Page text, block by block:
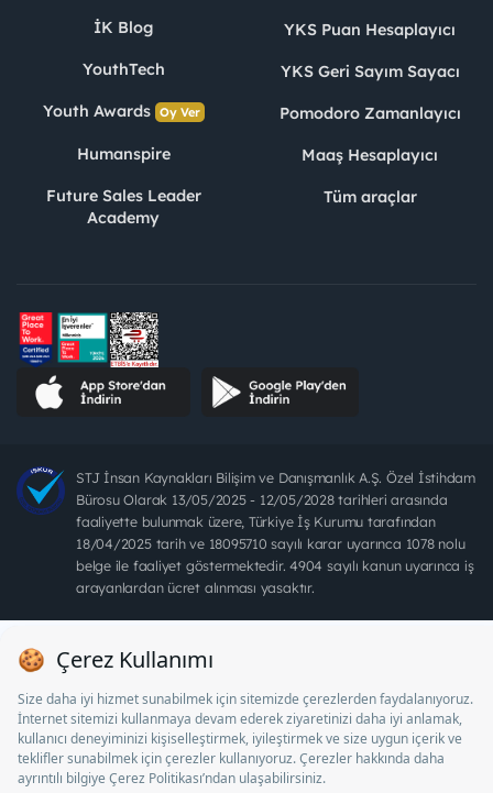
İK Blog
YouthTech
Youth Awards Oy Ver
Humanspire
Future Sales Leader
Academy
YKS Puan Hesaplayıcı
YKS Geri Sayım Sayacı
Pomodoro Zamanlayıcı
Maaş Hesaplayıcı
Tüm araçlar
STJ İnsan Kaynakları Bilişim ve Danışmanlık A.Ş. Özel İstihdam
Bürosu Olarak 13/05/2025 - 12/05/2028 tarihleri arasında
faaliyette bulunmak üzere, Türkiye İş Kurumu tarafından
18/04/2025 tarih ve 18095710 sayılı karar uyarınca 1078 nolu
belge ile faaliyet göstermektedir. 4904 sayılı kanun uyarınca iş
arayanlardan ücret alınması yasaktır.